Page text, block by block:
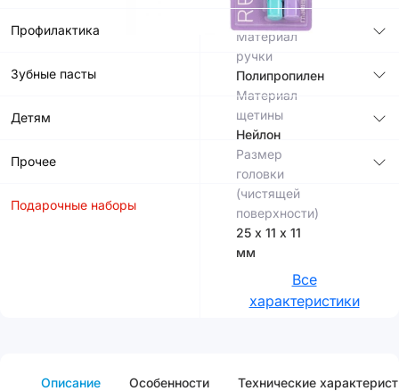
Профилактика
Зубные пасты
Детям
Прочее
Подарочные наборы
11 мм
Материал
ручки
Полипропилен
Материал
щетины
Нейлон
Размер
головки
(чистящей
поверхности)
25 х 11 х 11
мм
Все
характеристики
Описание Особенности Технические